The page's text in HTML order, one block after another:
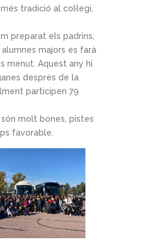
tradició al col·legi,
preparat els padrins,
majors es farà
menut. Aquest any hi
després de la
participen 79
són molt bones, pistes
favorable.